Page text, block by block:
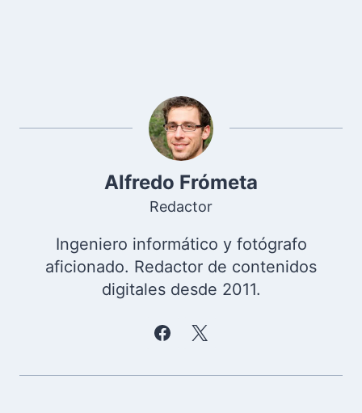
Alfredo Frómeta
Redactor
Ingeniero informático y fotógrafo
aficionado. Redactor de contenidos
digitales desde 2011.